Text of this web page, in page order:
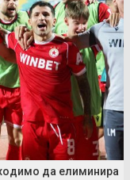
да елиминира